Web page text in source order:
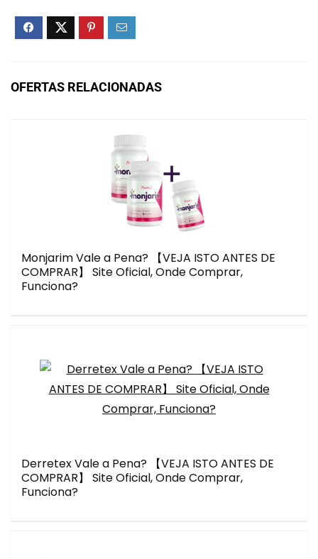
OFERTAS RELACIONADAS
Monjarim Vale a Pena? 【VEJA ISTO ANTES DE
COMPRAR】 Site Oficial, Onde Comprar,
Funciona?
Derretex Vale a Pena? 【VEJA ISTO ANTES DE
COMPRAR】 Site Oficial, Onde Comprar,
Funciona?